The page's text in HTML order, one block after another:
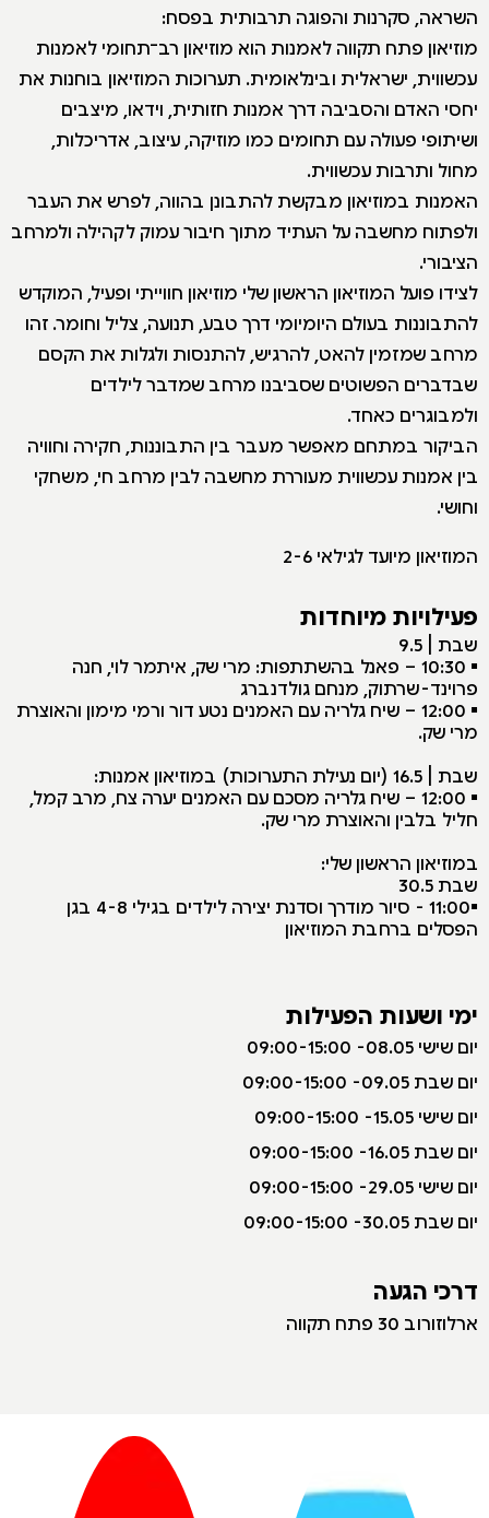
השראה, סקרנות והפוגה תרבותית בפסח:
מוזיאון פתח תקווה לאמנות הוא מוזיאון רב־תחומי לאמנות
עכשווית, ישראלית ובינלאומית. תערוכות המוזיאון בוחנות את
יחסי האדם והסביבה דרך אמנות חזותית, וידאו, מיצבים
ושיתופי פעולה עם תחומים כמו מוזיקה, עיצוב, אדריכלות,
מחול ותרבות עכשווית.
האמנות במוזיאון מבקשת להתבונן בהווה, לפרש את העבר
ולפתוח מחשבה על העתיד מתוך חיבור עמוק לקהילה ולמרחב
הציבורי.
לצידו פועל המוזיאון הראשון שלי מוזיאון חווייתי ופעיל, המוקדש
להתבוננות בעולם היומיומי דרך טבע, תנועה, צליל וחומר. זהו
מרחב שמזמין להאט, להרגיש, להתנסות ולגלות את הקסם
שבדברים הפשוטים שסביבנו מרחב שמדבר לילדים
ולמבוגרים כאחד.
הביקור במתחם מאפשר מעבר בין התבוננות, חקירה וחוויה
בין אמנות עכשווית מעוררת מחשבה לבין מרחב חי, משחקי
וחושי.
המוזיאון מיועד לגילאי 2-6
פעילויות מיוחדות
שבת | 9.5
▪️ 10:30 – פאנל בהשתתפות: מרי שק, איתמר לוי, חנה
פרוינד-שרתוק, מנחם גולדנברג
▪️ 12:00 – שיח גלריה עם האמנים נטע דור ורמי מימון והאוצרת
מרי שק.
שבת | 16.5 (יום נעילת התערוכות) במוזיאון אמנות:
▪️ 12:00 – שיח גלריה מסכם עם האמנים יערה צח, מרב קמל,
חליל בלבין והאוצרת מרי שק.
במוזיאון הראשון שלי:
שבת 30.5
▪️11:00 - סיור מודרך וסדנת יצירה לילדים בגילי 4-8 בגן
הפסלים ברחבת המוזיאון
ימי ושעות הפעילות
יום שישי 08.05- 09:00-15:00
יום שבת 09.05- 09:00-15:00
יום שישי 15.05- 09:00-15:00
יום שבת 16.05- 09:00-15:00
יום שישי 29.05- 09:00-15:00
יום שבת 30.05- 09:00-15:00
דרכי הגעה
ארלוזורוב 30 פתח תקווה